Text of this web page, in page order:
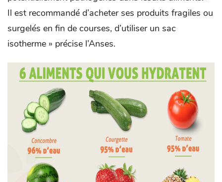
Il est recommandé d’acheter ses produits fragiles ou
surgelés en fin de courses, d’utiliser un sac
isotherme » précise l’Anses.